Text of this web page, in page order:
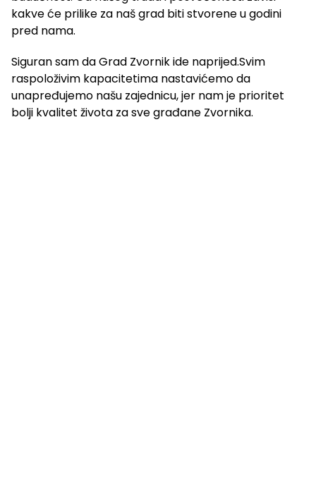
kakve će prilike za naš grad biti stvorene u godini
pred nama.
Siguran sam da Grad Zvornik ide naprijed.Svim
raspoloživim kapacitetima nastavićemo da
unapređujemo našu zajednicu, jer nam je prioritet
bolji kvalitet života za sve građane Zvornika.